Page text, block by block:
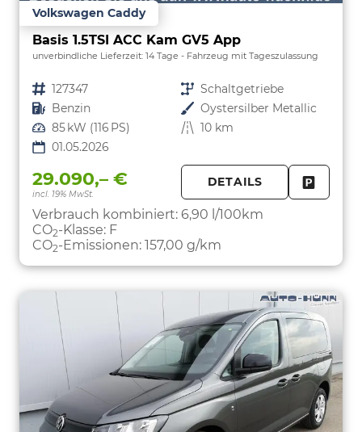
Volkswagen Caddy
Basis 1.5TSI ACC Kam GV5 App
unverbindliche Lieferzeit: 14 Tage Fahrzeug mit Tageszulassung
Fahrzeugnr. 127347 Getriebe Schaltgetriebe
Kraftstoff Benzin Außenfarbe Oystersilber Metallic
Leistung 85 kW (116 PS) Kilometerstand 10 km
01.05.2026
29.090,– €
incl. 19% MwSt.
DETAILS
Verbrauch kombiniert: 6,90 l/100km
CO2-Klasse: F
CO2-Emissionen: 157,00 g/km